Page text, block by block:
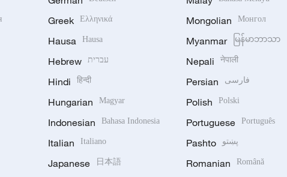
Greek Ελληνικά
Hausa Hausa
Hebrew עברית
Hindi हिन्दी
Hungarian Magyar
Indonesian Bahasa Indonesia
Italian Italiano
Japanese 日本語
Mongolian Монгол
Myanmar မြန်မာဘာသာ
Nepali नेपाली
Persian فارسی
Polish Polski
Portuguese Português
Pashto پښتو
Romanian Română